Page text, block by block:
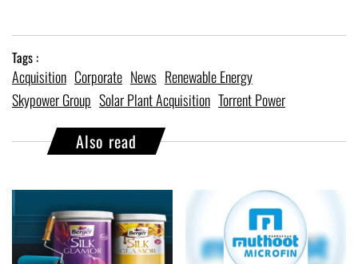
Tags :
Acquisition Corporate News Renewable Energy
Skypower Group Solar Plant Acquisition Torrent Power
Also read